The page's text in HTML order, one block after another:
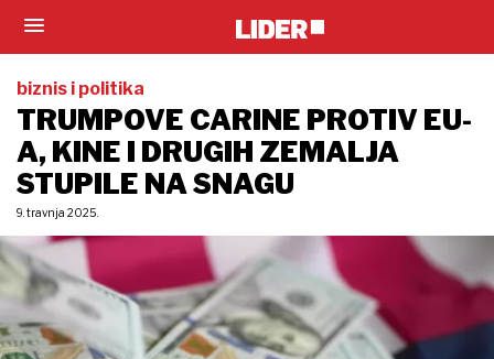
biznis i politika
TRUMPOVE CARINE PROTIV EU-
A, KINE I DRUGIH ZEMALJA
STUPILE NA SNAGU
9. travnja 2025.